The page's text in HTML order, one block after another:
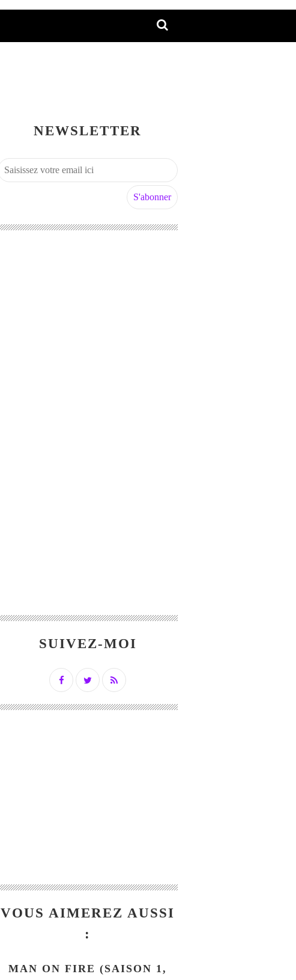
NEWSLETTER
SUIVEZ-MOI
VOUS AIMEREZ AUSSI
:
MAN ON FIRE (SAISON 1,